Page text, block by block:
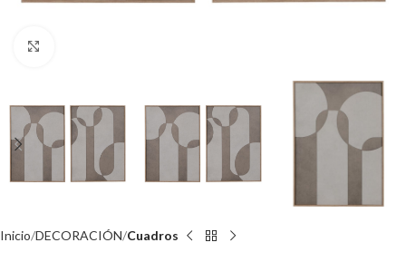
Inicio DECORACIÓN Cuadros